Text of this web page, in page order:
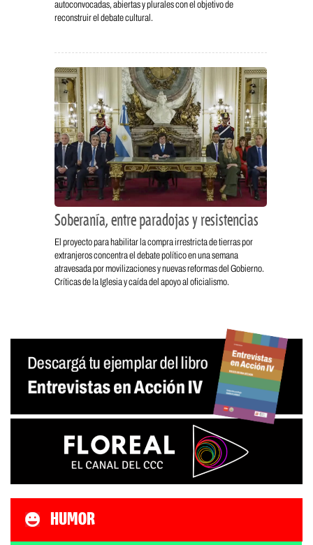
autoconvocadas, abiertas y plurales con el objetivo de
reconstruir el debate cultural.
Soberanía, entre paradojas y resistencias
El proyecto para habilitar la compra irrestricta de tierras por
extranjeros concentra el debate político en una semana
atravesada por movilizaciones y nuevas reformas del Gobierno.
Críticas de la Iglesia y caída del apoyo al oficialismo.
HUMOR